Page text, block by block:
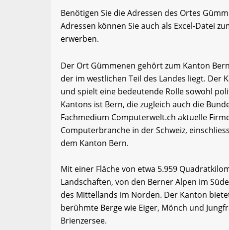
Benötigen Sie die Adressen des Ortes
Adressen können Sie auch als Excel-Datei
erwerben.
Der Ort Gümmenen gehört zum Kanton
der im westlichen Teil des Landes liegt. Der
und spielt eine bedeutende Rolle sowohl
Kantons ist Bern, die zugleich auch die
Fachmedium Computerwelt.ch aktuelle
Computerbranche in der Schweiz,
dem Kanton Bern.
Mit einer Fläche von etwa 5.959
Landschaften, von den Berner Alpen im
des Mittellands im Norden. Der Kanton
berühmte Berge wie Eiger, Mönch und
Brienzersee.